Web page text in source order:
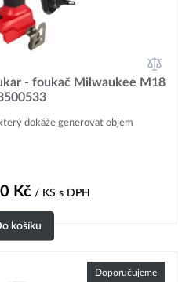
- foukač Milwaukee M18
dokáže generovat objem
Kč/ KS s DPH
košíku
Doporučujeme